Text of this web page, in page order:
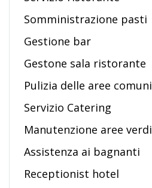
Somministrazione pasti
Gestione bar
Gestone sala ristorante
Pulizia delle aree comuni
Servizio Catering
Manutenzione aree verdi
Assistenza ai bagnanti
Receptionist hotel